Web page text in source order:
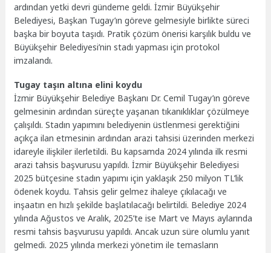
ardından yetki devri gündeme geldi. İzmir Büyükşehir
Belediyesi, Başkan Tugay’ın göreve gelmesiyle birlikte süreci
başka bir boyuta taşıdı. Pratik çözüm önerisi karşılık buldu ve
Büyükşehir Belediyesi’nin stadı yapması için protokol
imzalandı.
Tugay taşın altına elini koydu
İzmir Büyükşehir Belediye Başkanı Dr. Cemil Tugay’ın göreve
gelmesinin ardından süreçte yaşanan tıkanıklıklar çözülmeye
çalışıldı. Stadın yapımını belediyenin üstlenmesi gerektiğini
açıkça ilan etmesinin ardından arazi tahsisi üzerinden merkezi
idareyle ilişkiler ilerletildi. Bu kapsamda 2024 yılında ilk resmi
arazi tahsis başvurusu yapıldı. İzmir Büyükşehir Belediyesi
2025 bütçesine stadın yapımı için yaklaşık 250 milyon TL’lik
ödenek koydu. Tahsis gelir gelmez ihaleye çıkılacağı ve
inşaatın en hızlı şekilde başlatılacağı belirtildi. Belediye 2024
yılında Ağustos ve Aralık, 2025’te ise Mart ve Mayıs aylarında
resmi tahsis başvurusu yapıldı. Ancak uzun süre olumlu yanıt
gelmedi. 2025 yılında merkezi yönetim ile temasların